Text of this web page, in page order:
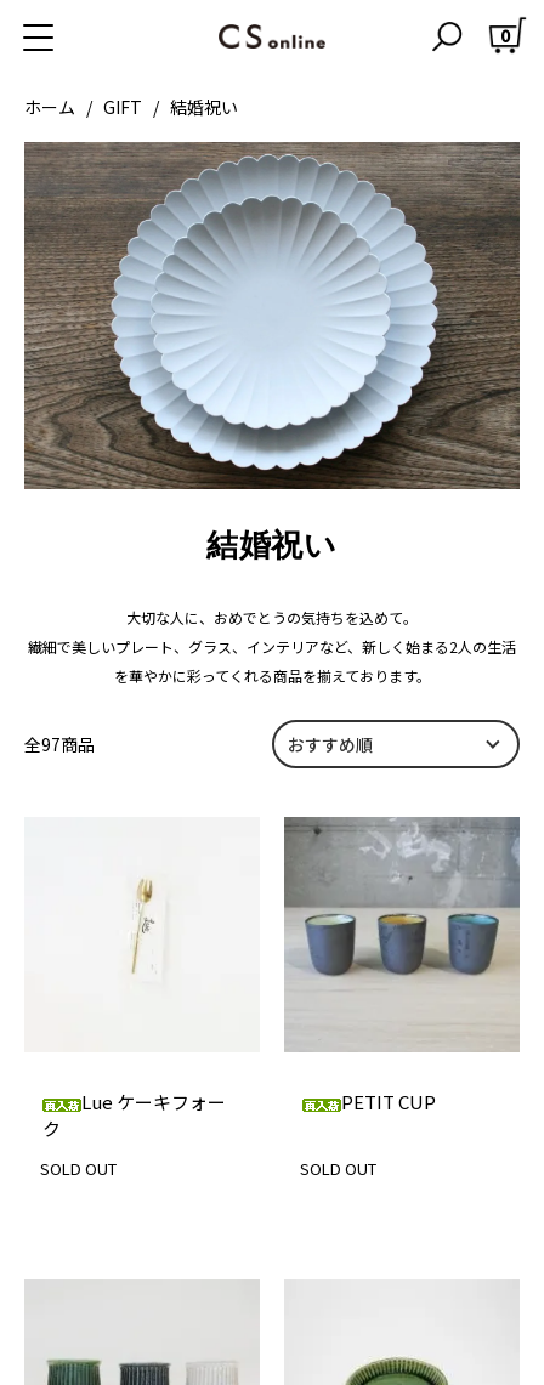
0
ホーム GIFT 結婚祝い
結婚祝い
大切な人に、おめでとうの気持ちを込めて。
繊細で美しいプレート、グラス、インテリアなど、新しく始まる2人の生活
を華やかに彩ってくれる商品を揃えております。
全97商品
Lue ケーキフォー
ク
SOLD OUT
PETIT CUP
SOLD OUT